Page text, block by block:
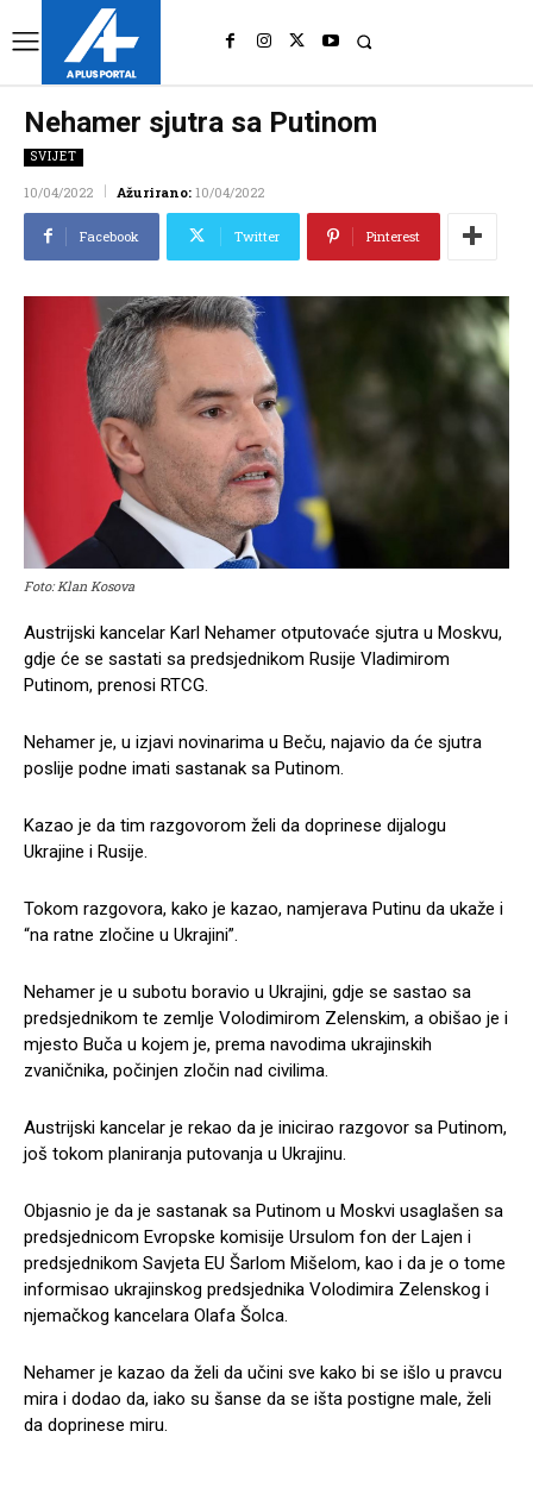
Nehamer sjutra sa Putinom
SVIJET
10/04/2022 Ažurirano: 10/04/2022
Facebook Twitter Pinterest
Foto: Klan Kosova
Austrijski kancelar Karl Nehamer otputovaće sjutra u Moskvu,
gdje će se sastati sa predsjednikom Rusije Vladimirom
Putinom, prenosi RTCG.
Nehamer je, u izjavi novinarima u Beču, najavio da će sjutra
poslije podne imati sastanak sa Putinom.
Kazao je da tim razgovorom želi da doprinese dijalogu
Ukrajine i Rusije.
Tokom razgovora, kako je kazao, namjerava Putinu da ukaže i
“na ratne zločine u Ukrajini”.
Nehamer je u subotu boravio u Ukrajini, gdje se sastao sa
predsjednikom te zemlje Volodimirom Zelenskim, a obišao je i
mjesto Buča u kojem je, prema navodima ukrajinskih
zvaničnika, počinjen zločin nad civilima.
Austrijski kancelar je rekao da je inicirao razgovor sa Putinom,
još tokom planiranja putovanja u Ukrajinu.
Objasnio je da je sastanak sa Putinom u Moskvi usaglašen sa
predsjednicom Evropske komisije Ursulom fon der Lajen i
predsjednikom Savjeta EU Šarlom Mišelom, kao i da je o tome
informisao ukrajinskog predsjednika Volodimira Zelenskog i
njemačkog kancelara Olafa Šolca.
Nehamer je kazao da želi da učini sve kako bi se išlo u pravcu
mira i dodao da, iako su šanse da se išta postigne male, želi
da doprinese miru.